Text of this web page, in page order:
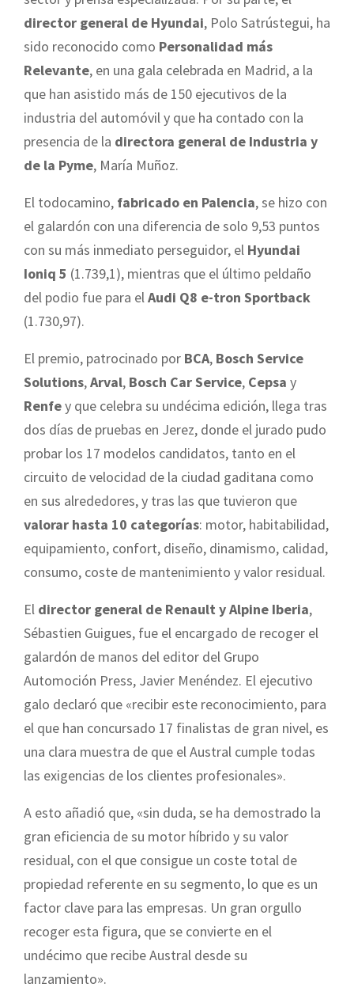
director general de Hyundai, Polo Satrústegui, ha
sido reconocido como Personalidad más
Relevante, en una gala celebrada en Madrid, a la
que han asistido más de 150 ejecutivos de la
industria del automóvil y que ha contado con la
presencia de la directora general de Industria y
de la Pyme, María Muñoz.
El todocamino, fabricado en Palencia, se hizo con
el galardón con una diferencia de solo 9,53 puntos
con su más inmediato perseguidor, el Hyundai
Ioniq 5 (1.739,1), mientras que el último peldaño
del podio fue para elAudi Q8 e-tron Sportback
(1.730,97).
El premio, patrocinado por BCA, Bosch Service
Solutions,Arval, Bosch Car Service, Cepsa y
Renfey que celebra su undécima edición, llega tras
dos días de pruebas en Jerez, donde el jurado pudo
probar los 17 modelos candidatos, tanto en el
circuito de velocidad de la ciudad gaditana como
en sus alrededores, y tras las que tuvieron que
valorar hasta 10 categorías: motor, habitabilidad,
equipamiento, confort, diseño, dinamismo, calidad,
consumo, coste de mantenimiento y valor residual.
El director general de Renault y Alpine Iberia,
Sébastien Guigues, fue el encargado de recoger el
galardón de manos del editor del Grupo
Automoción Press, Javier Menéndez. El ejecutivo
galo declaró que «recibir este reconocimiento, para
el que han concursado 17 finalistas de gran nivel, es
una clara muestra de que el Austral cumple todas
las exigencias de los clientes profesionales».
A esto añadió que, «sin duda, se ha demostrado la
gran eficiencia de su motor híbrido y su valor
residual, con el que consigue un coste total de
propiedad referente en su segmento, lo que es un
factor clave para las empresas. Un gran orgullo
recoger esta figura, que se convierte en el
undécimo que recibe Austral desde su
lanzamiento».